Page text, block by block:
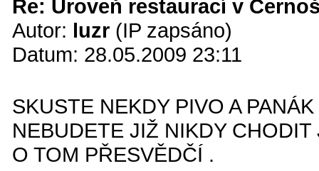
Re: Úroveň restaurací v
Autor: luzr (IP zapsáno)
Datum: 28.05.2009 23:11
SKUSTE NEKDY PIVO A
NEBUDETE JIŽ NIKDY
O TOM PŘESVĚDČÍ .